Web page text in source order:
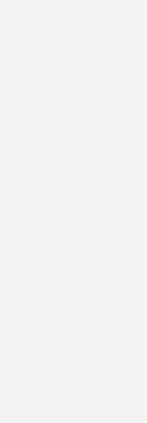
einer Online-
von Foodwatch
zurück.
Abstimmung zur Verleihung
beworbene
Wilhelm Brandenburg zur
sich die Produktion des
auswirke, kritisiert der
Foodwatch.
weder emissionsfrei
anfallende CO2-
belegten: Das Wald-
Emissionen angeblich
Wald nicht. Fleisch als
grundsätzlich irreführend, so
der
CO2-